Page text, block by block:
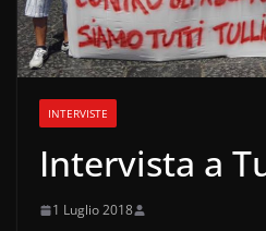
INTERVISTE
Intervista a
1 Luglio 2018